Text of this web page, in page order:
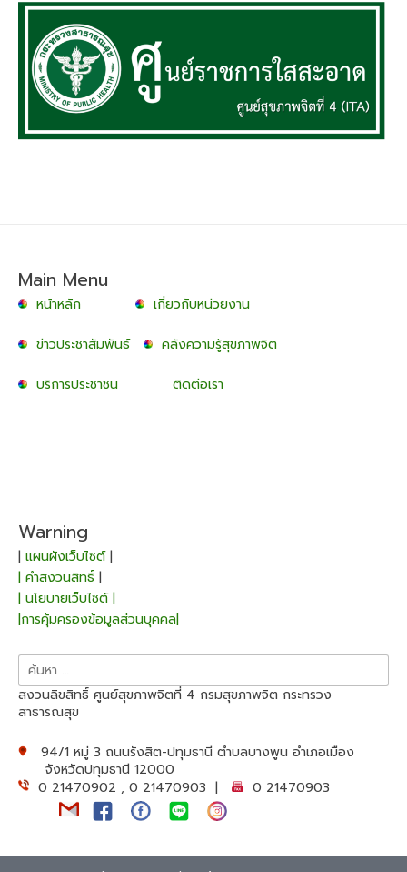
Main Menu
หน้าหลัก เกี่ยวกับหน่วยงาน
ข่าวประชาสัมพันธ์ คลังความรู้สุขภาพจิต
บริการประชาชน ติดต่อเรา
Warning
| แผนผังเว็บไซต์|
| คำสงวนสิทธิ์ |
| นโยบายเว็บไซต์ |
|การคุ้มครองข้อมูลส่วนบุคคล|
ค้นหา
สำหรับ:
สงวนลิขสิทธิ์ ศูนย์สุขภาพจิตที่ 4 กรมสุขภาพจิต กระทรวง
สาธารณสุข
94/1 หมู่ 3 ถนนรังสิต-ปทุมธานี ตำบลบางพูน อำเภอเมือง
จังหวัดปทุมธานี 12000
0 21470902 , 0 21470903 |
0 21470903